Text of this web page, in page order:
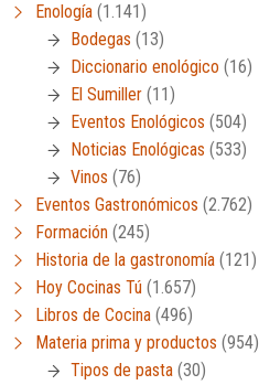
Enología (1.141)
Bodegas (13)
Diccionario enológico (16)
El Sumiller (11)
Eventos Enológicos (504)
Noticias Enológicas (533)
Vinos (76)
Eventos Gastronómicos (2.762)
Formación (245)
Historia de la gastronomía (121)
Hoy Cocinas Tú (1.657)
Libros de Cocina (496)
Materia prima y productos (954)
Tipos de pasta (30)